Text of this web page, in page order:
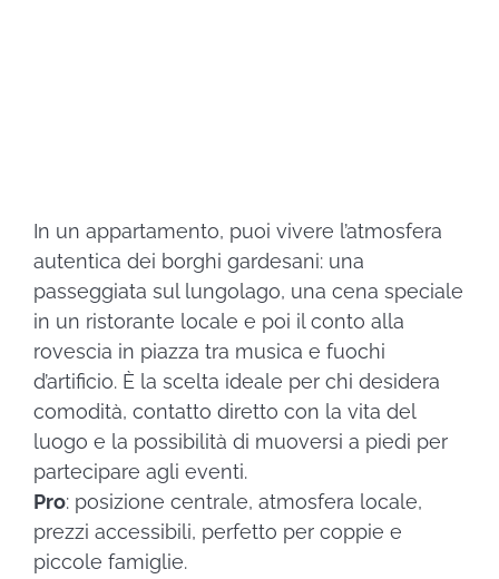
In un appartamento, puoi vivere l’atmosfera
autentica dei borghi gardesani: una
passeggiata sul lungolago, una cena speciale
in un ristorante locale e poi il conto alla
rovescia in piazza tra musica e fuochi
d’artificio. È la scelta ideale per chi desidera
comodità, contatto diretto con la vita del
luogo e la possibilità di muoversi a piedi per
partecipare agli eventi.
Pro: posizione centrale, atmosfera locale,
prezzi accessibili, perfetto per coppie e
piccole famiglie.